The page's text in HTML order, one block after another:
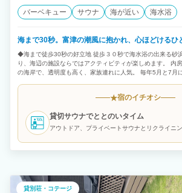
バーベキュー サウナ 海が近い 海水浴
海まで30秒。富津の潮風に抱かれ、心ほどけるひ
◆海まで徒歩30秒の好立地 徒歩３０秒で海水浴の出来る砂
り、海辺の施設ならではアクティビティが楽しめます。 内
の海岸で、透明度も高く、家族連れに人気。 毎年5月と7月
ートサウナとリクライニングチェアを完備！ 海のアクティ
だからこそできる非日常のととのいを体験してください。
料） アウトドアを最大限お楽しみいただけるバーベキュー
炭、網など）をご用意しております。 みんなでワイワイい
風に包まれて飲むビールは、まさに至福のひととき。 ここ
★宿のイチオシ
貸切サウナでととのいタイム
アウトドア、プライベートサウナとリクライニ
貸別荘・コテージ